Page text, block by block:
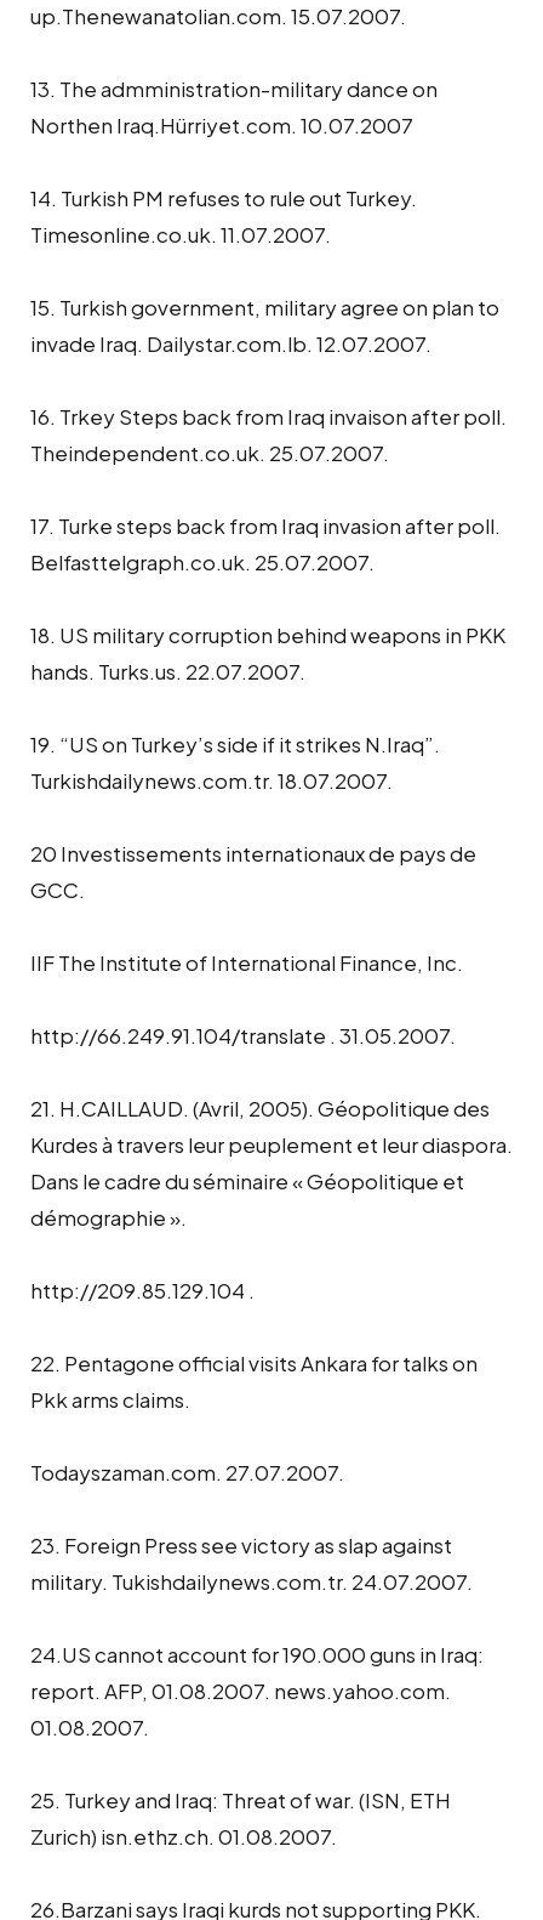
up.Thenewanatolian.com. 15.07.2007.
13. The admministration-military dance on
Northen Iraq.Hürriyet.com. 10.07.2007
14. Turkish PM refuses to rule out Turkey.
Timesonline.co.uk. 11.07.2007.
15. Turkish government, military agree on plan to
invade Iraq. Dailystar.com.lb. 12.07.2007.
16. Trkey Steps back from Iraq invaison after poll.
Theindependent.co.uk. 25.07.2007.
17. Turke steps back from Iraq invasion after poll.
Belfasttelgraph.co.uk. 25.07.2007.
18. US military corruption behind weapons in PKK
hands. Turks.us. 22.07.2007.
19. “US on Turkey’s side if it strikes N.Iraq”.
Turkishdailynews.com.tr. 18.07.2007.
20 Investissements internationaux de pays de
GCC.
IIF The Institute of International Finance, Inc.
http://66.249.91.104/translate . 31.05.2007.
21. H.CAILLAUD. (Avril, 2005). Géopolitique des
Kurdes à travers leur peuplement et leur diaspora.
Dans le cadre du séminaire « Géopolitique et
démographie ».
http://209.85.129.104 .
22. Pentagone official visits Ankara for talks on
Pkk arms claims.
Todayszaman.com. 27.07.2007.
23. Foreign Press see victory as slap against
military. Tukishdailynews.com.tr. 24.07.2007.
24.US cannot account for 190.000 guns in Iraq:
report. AFP, 01.08.2007. news.yahoo.com.
01.08.2007.
25. Turkey and Iraq: Threat of war. (ISN, ETH
Zurich) isn.ethz.ch. 01.08.2007.
26.Barzani says Iraqi kurds not supporting PKK.